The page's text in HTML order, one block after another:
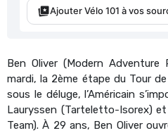
Ajouter Vélo 101 à vos
Ben Oliver (Modern
mardi, la 2ème étape du Tour
sous le déluge, l’Américain
Lauryssen (Tarteletto-Isorex) et
Team). À 29 ans, Ben Oliver